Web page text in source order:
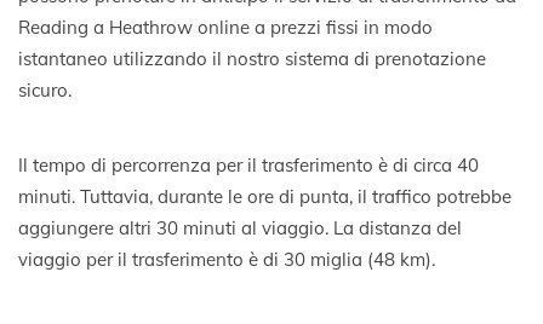
Reading a Heathrow online a prezzi fissi in modo
istantaneo utilizzando il nostro sistema di prenotazione
sicuro.
Il tempo di percorrenza per il trasferimento è di circa 40
minuti. Tuttavia, durante le ore di punta, il traffico potrebbe
aggiungere altri 30 minuti al viaggio. La distanza del
viaggio per il trasferimento è di 30 miglia (48 km).